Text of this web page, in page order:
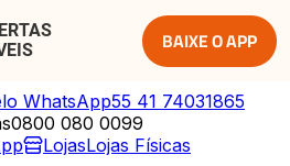
BAIXE O APP
WhatsApp55 41 74031865
0800 080 0099
LojasLojas Físicas